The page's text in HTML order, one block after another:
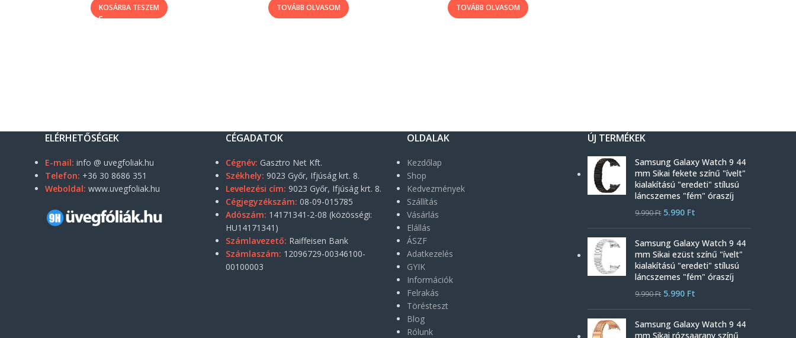
KOSÁRBA TESZEM TOVÁBB OLVASOM TOVÁBB OLVASOM
ELÉRHETŐSÉGEK
E-mail: info @ uvegfoliak.hu
Telefon: +36 30 8686 351
Weboldal: www.uvegfoliak.hu
CÉGADATOK
Cégnév: Gasztro Net Kft.
Székhely: 9023 Győr, Ifjúság krt. 8.
Levelezési cím: 9023 Győr, Ifjúság krt. 8.
Cégjegyzékszám: 08-09-015785
Adószám: 14171341-2-08 (közösségi:
HU14171341)
Számlavezető: Raiffeisen Bank
Számlaszám: 12096729-00346100-
00100003
OLDALAK
Kezdőlap
Shop
Kedvezmények
Szállítás
Vásárlás
Elállás
ÁSZF
Adatkezelés
GYIK
Információk
Felrakás
Törésteszt
Blog
Rólunk
ÚJ TERMÉKEK
Samsung Galaxy Watch 9 44
mm Sikai fekete színű "ívelt"
kialakítású "eredeti" stílusú
láncszemes "fém" óraszíj
9.990Ft 5.990 Ft
Samsung Galaxy Watch 9 44
mm Sikai ezüst színű "ívelt"
kialakítású "eredeti" stílusú
láncszemes "fém" óraszíj
9.990Ft 5.990 Ft
Samsung Galaxy Watch 9 44
mm Sikai rózsaarany színű